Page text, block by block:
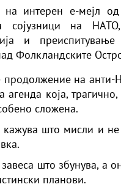
на интерен е-мејл
сојузници на
и
Фолкландските
на анти-
агенда која,
сложена.
што мисли и
што збунува, а
планови.